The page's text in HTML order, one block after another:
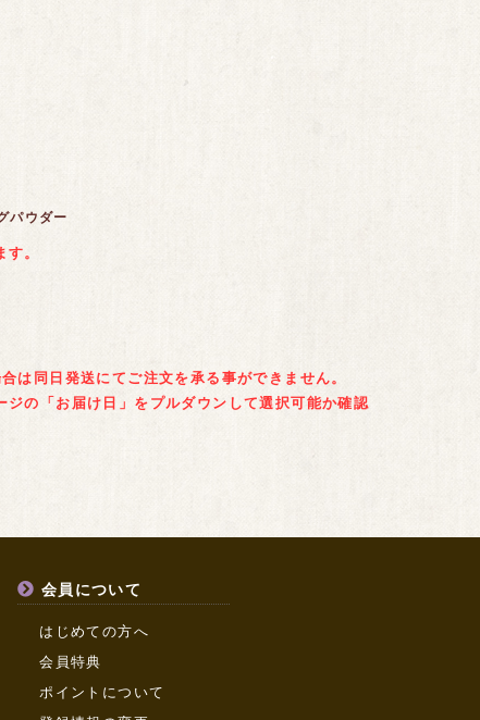
パウダー
。
同日発送にてご注文を承る事ができません。
の「お届け日」をプルダウンして選択可能か確認
会員について
はじめての方へ
会員特典
ポイントについて